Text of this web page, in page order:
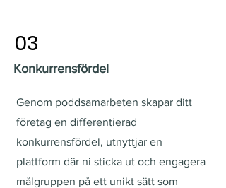
03
Konkurrensfördel
Genom poddsamarbeten skapar ditt
företag en differentierad
konkurrensfördel, utnyttjar en
plattform där ni sticka ut och engagera
målgruppen på ett unikt sätt som